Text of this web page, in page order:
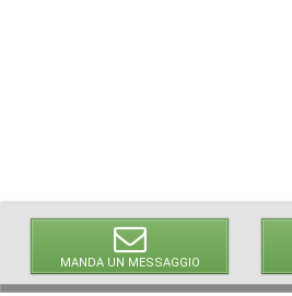
MANDA UN MESSAGGIO